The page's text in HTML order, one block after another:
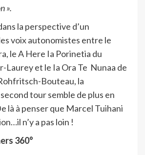
».
la perspective d’un
voix autonomistes entre le
le A Here Ia Porinetia du
Laurey et le Ia Ora Te Nunaa de
Bouteau, la
tour semble de plus en
là à penser que Marcel Tuihani
n’y a pas loin !
360°